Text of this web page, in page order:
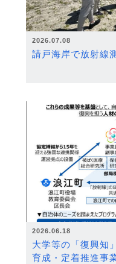
2026.07.08
請戸海岸で放射線
2026.06.18
大学等の「復興知
育成・定着推進事